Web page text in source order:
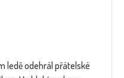
ledě odehrál přátelské